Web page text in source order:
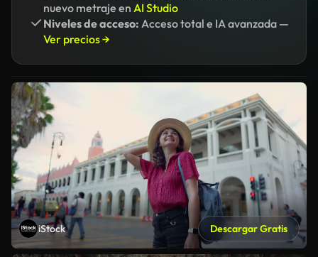
nuevo metraje en AI Studio
Niveles de acceso: Acceso total e IA avanzada —
Ver precios →
iStock Descargar Gratis